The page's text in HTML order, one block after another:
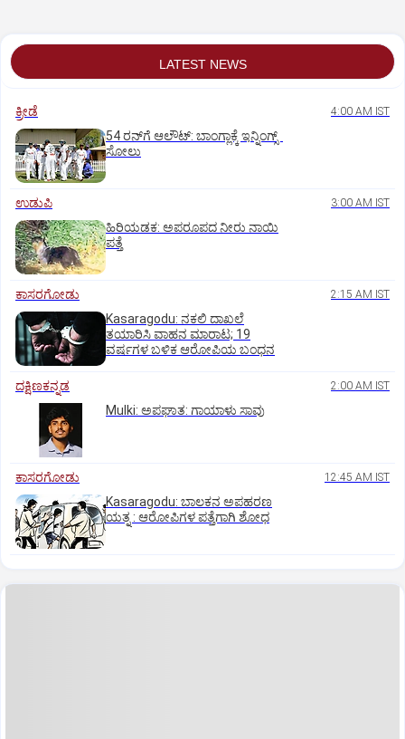
LATEST NEWS
ಕ್ರೀಡೆ 4:00 AM IST
54 ರನ್‌ಗೆ ಆಲೌಟ್‌: ಬಾಂಗ್ಲಾಕ್ಕೆ ಇನ್ನಿಂಗ್ಸ್‌
ಸೋಲು
ಉಡುಪಿ 3:00 AM IST
ಹಿರಿಯಡಕ: ಅಪರೂಪದ ನೀರು ನಾಯಿ
ಪತ್ತೆ
ಕಾಸರಗೋಡು 2:15 AM IST
Kasaragodu: ನಕಲಿ ದಾಖಲೆ
ತಯಾರಿಸಿ ವಾಹನ ಮಾರಾಟ; 19
ವರ್ಷಗಳ ಬಳಿಕ ಆರೋಪಿಯ ಬಂಧನ
ದಕ್ಷಿಣಕನ್ನಡ 2:00 AM IST
Mulki: ಅಪಘಾತ: ಗಾಯಾಳು ಸಾವು
ಕಾಸರಗೋಡು 12:45 AM IST
Kasaragodu: ಬಾಲಕನ ಅಪಹರಣ
ಯತ್ನ : ಆರೋಪಿಗಳ ಪತ್ತೆಗಾಗಿ ಶೋಧ